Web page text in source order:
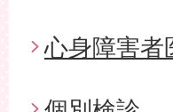
心身障害者